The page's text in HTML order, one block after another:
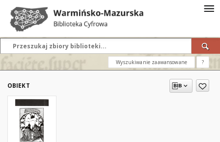
Wyszukiwanie zaawansowane ?
OBIEKT